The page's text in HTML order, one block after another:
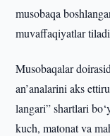
musobaqa
muvaffaqiyatlar
Musobaqalar
an’analarini aks
langari” shartlari
kuch, matonat va